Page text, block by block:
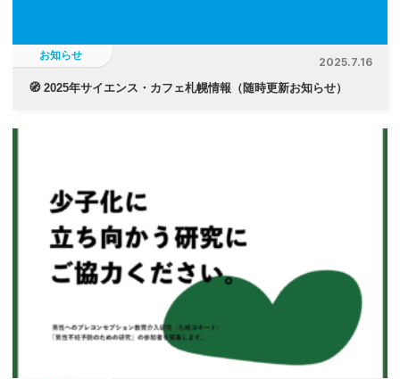
お知らせ
2025.7.16
🧭 2025年サイエンス・カフェ札幌情報（随時更新お知らせ）